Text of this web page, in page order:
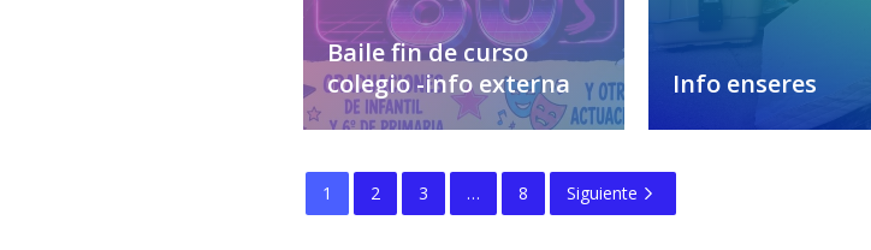
Baile fin de curso
colegio -info externa
Info enseres
1 2 3 … 8 Siguiente